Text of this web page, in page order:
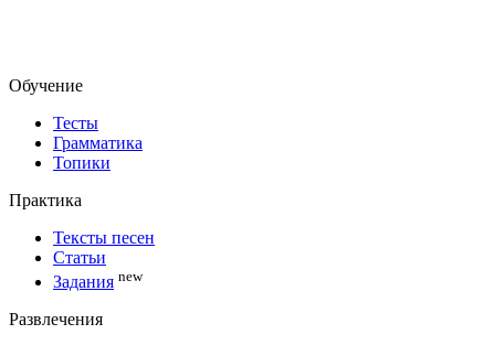
Обучение
Тесты
Грамматика
Топики
Практика
Тексты песен
Статьи
Задания new
Развлечения